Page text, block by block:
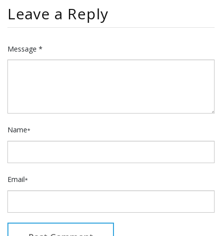
Leave a Reply
Message *
Name*
Email*